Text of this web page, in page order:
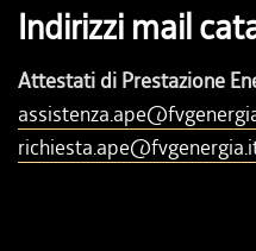
Indirizzi mail
Attestati di Prestazione